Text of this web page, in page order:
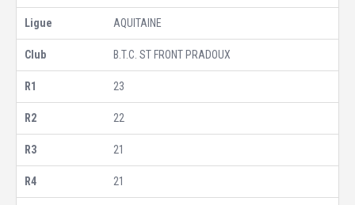
AQUITAINE
B.T.C. ST FRONT PRADOUX
23
22
21
21